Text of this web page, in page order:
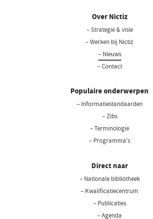
Over Nictiz
– Strategie & visie
– Werken bij Nictiz
– Nieuws
– Contact
Populaire onderwerpen
– Informatiestandaarden
– Zibs
– Terminologie
– Programma's
Direct naar
– Nationale bibliotheek(opent
– Kwalificatiecentrum
– Publicaties
– Agenda